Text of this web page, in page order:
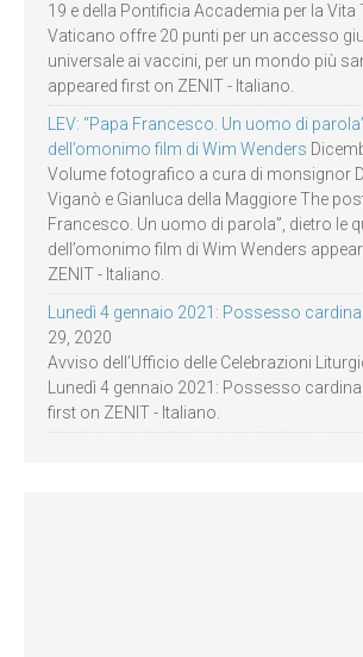
19 e della Pontificia Accademia per la Vita
Vaticano offre 20 punti per un accesso
universale ai vaccini, per un mondo più
appeared first on ZENIT - Italiano.
LEV: “Papa Francesco. Un uomo di
dell’omonimo film di Wim Wenders
Volume fotografico a cura di monsignor
Viganò e Gianluca della Maggiore The
Francesco. Un uomo di parola”, dietro le
dell’omonimo film di Wim Wenders
ZENIT - Italiano.
Lunedì 4 gennaio 2021: Possesso
29, 2020
Avviso dell’Ufficio delle Celebrazioni
Lunedì 4 gennaio 2021: Possesso
first on ZENIT - Italiano.